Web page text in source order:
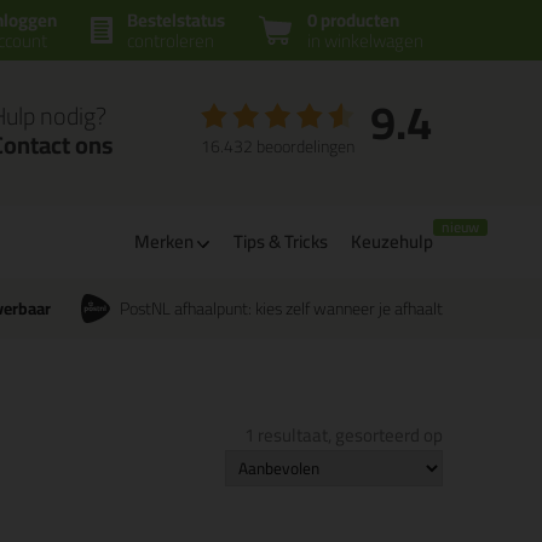
0 producten
in winkelwagen
Bestelstatus
controleren
nodig?
ons 9.4
16.432 beoordelingen
Merken Tips & Tricks Keuzehulp
PostNL afhaalpunt: kies zelf wanneer je afhaalt